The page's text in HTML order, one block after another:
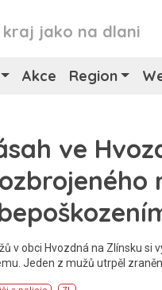
kraj jako na dlani
Akce Region
ve
v obci Hvozdná na Zlínsku si
Jeden z mužů utrpěl